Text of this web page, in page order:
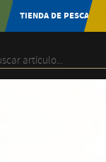
TIENDA DE PESCA